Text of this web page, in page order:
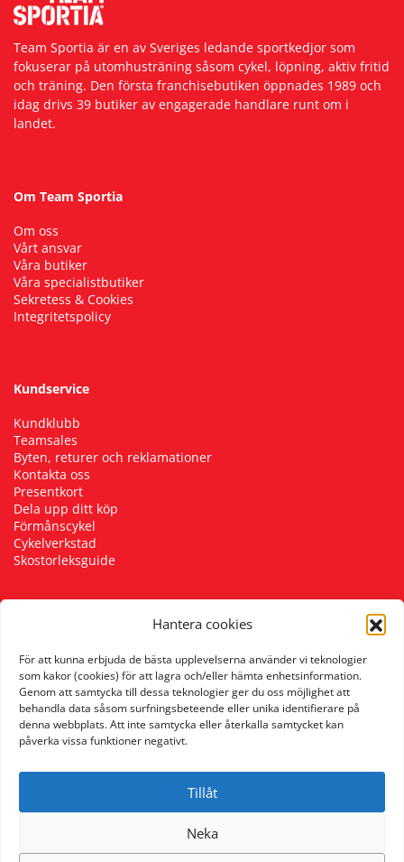
Hantera cookies
För att kunna erbjuda de bästa upplevelserna använder vi teknologier
som kakor (cookies) för att lagra och/eller hämta enhetsinformation.
Genom att samtycka till dessa teknologier ger du oss möjlighet att
behandla data såsom surfningsbeteende eller unika identifierare på
denna webbplats. Att inte samtycka eller återkalla samtycket kan
påverka vissa funktioner negativt.
Tillåt
Neka
Team Sportia är en av Sveriges ledande sportkedjor som
fokuserar på utomhusträning såsom cykel, löpning, aktiv fritid
och träning. Den första franchisebutiken öppnades 1989 och
idag drivs 39 butiker av engagerade handlare runt om i
landet.
Om Team Sportia
Om oss
Vårt ansvar
Våra butiker
Våra specialistbutiker
Sekretess & Cookies
Integritetspolicy
Kundservice
Kundklubb
Teamsales
Byten, returer och reklamationer
Kontakta oss
Presentkort
Dela upp ditt köp
Förmånscykel
Cykelverkstad
Skostorleksguide